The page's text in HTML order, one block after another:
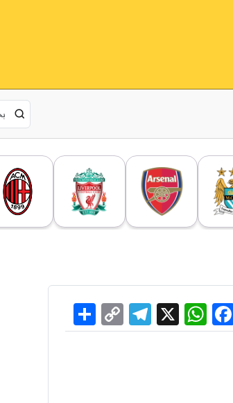
Facebook
WhatsApp
X
Telegram
Copy
Link